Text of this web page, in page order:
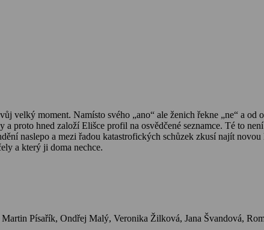
velký moment. Namísto svého „ano“ ale ženich řekne „ne“ a od
proto hned založí Elišce profil na osvědčené seznamce. Té to
naslepo a mezi řadou katastrofických schůzek zkusí najít
a který ji doma nechce.
Herci: Ester Geislerová, Jakub